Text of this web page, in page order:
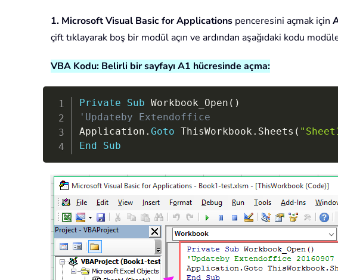
1. Microsoft Visual Basic for Applications penceresini açmak için
çift tıklayarak boş bir modül açın ve ardından aşağıdaki kodu
VBA Kodu: Belirli bir sayfayı A1 hücresinde açma:
Private Sub Workbook_Open ( )
'Updateby Extendoffice
Application . Goto ThisWorkbook . Sheets (
End
Sub